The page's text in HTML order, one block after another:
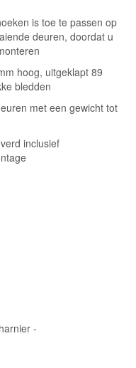
is toe te passen op
deuren, doordat u
hoog, uitgeklapt 89
bledden
met een gewicht tot
inclusief
-